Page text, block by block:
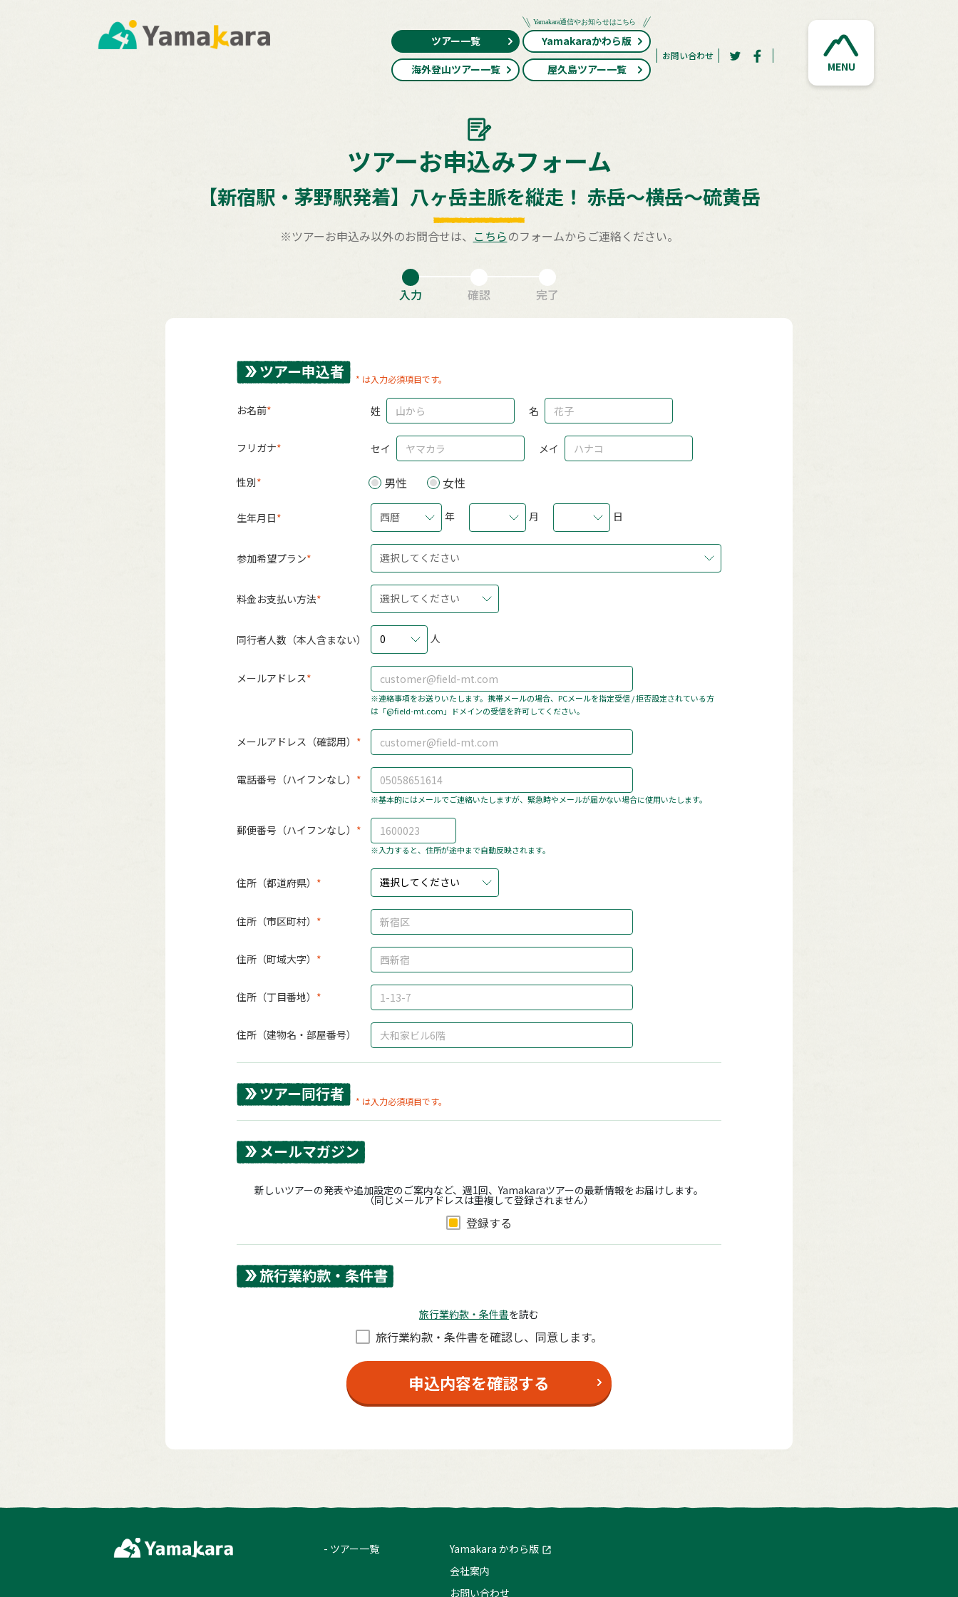
ツアー一覧
Yamakaraかわら版
海外登山ツアー一覧
屋久島ツアー一覧
お問い合わせ
MENU
ツアーお申込みフォーム
【新宿駅・茅野駅発着】八ヶ岳主脈を縦走！ 赤岳～横岳～硫黄岳
※ツアーお申込み以外のお問合せは、 こちらのフォームからご連絡ください。
入力 確認 完了
ツアー申込者 * は入力必須項目です。
お名前 姓 名
フリガナ セイ メイ
性別 男性 女性
生年月日 西暦 年 月 日
参加希望プラン 選択してください
料金お支払い方法 選択してください
同行者人数（本人含まない） 0 人
メールアドレス
※連絡事項をお送りいたします。携帯メールの場合、PCメールを指定受信 / 拒否設定されている方
は「@field-mt.com」ドメインの受信を許可してください。
メールアドレス（確認用）
電話番号（ハイフンなし）
※基本的にはメールでご連絡いたしますが、緊急時やメールが届かない場合に使用いたします。
郵便番号（ハイフンなし）
※入力すると、住所が途中まで自動反映されます。
住所（都道府県） 選択してください
住所（市区町村）
住所（町域大字）
住所（丁目番地）
住所（建物名・部屋番号）
ツアー同行者 * は入力必須項目です。
メールマガジン
新しいツアーの発表や追加設定のご案内など、週1回、Yamakaraツアーの最新情報をお届けします。
（同じメールアドレスは重複して登録されません）
登録する
旅行業約款・条件書
旅⾏業約款・条件書を読む
旅⾏業約款・条件書を確認し、同意します。
申込内容を確認する
ツアー一覧
Yamakara かわら版
会社案内
お問い合わせ